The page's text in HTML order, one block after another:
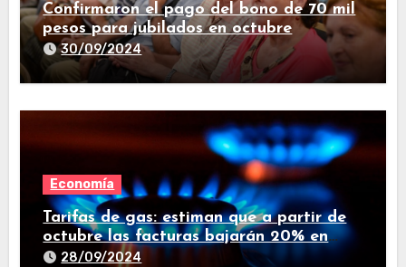
Confirmaron el pago del bono de 70 mil
pesos para jubilados en octubre
30/09/2024
Economía
Tarifas de gas: estiman que a partir de
octubre las facturas bajarán 20% en
promedio
28/09/2024